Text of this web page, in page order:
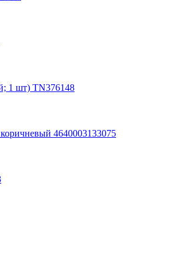
1 шт) TN376148
4640003133075